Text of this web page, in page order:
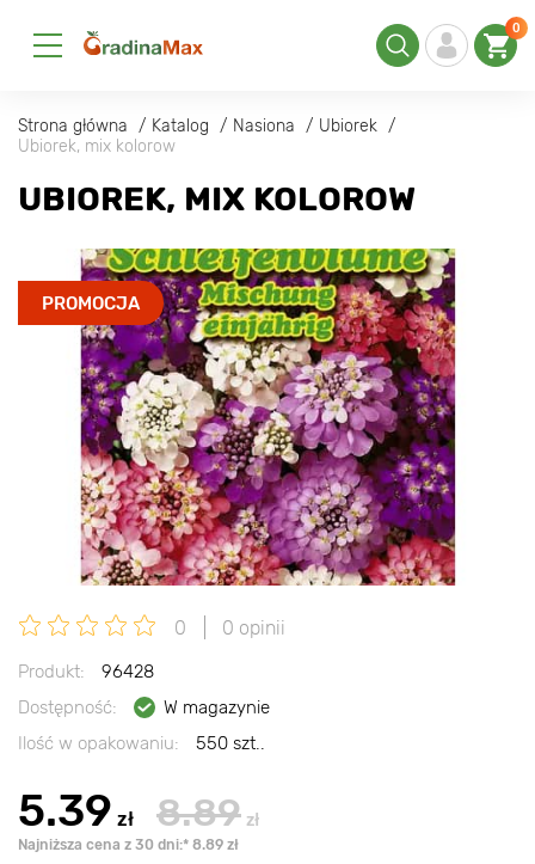
0
Strona główna Katalog Nasiona
Ubiorek
Ubiorek, mix kolorow
UBIOREK, MIX KOLOROW
PROMOCJA
0 0 opinii
Produkt:
96428
Dostępność:
W magazynie
Ilość w opakowaniu:
550 szt..
5.39 zł 8.89 zł
Najniższa cena z 30 dni:* 8.89 zł